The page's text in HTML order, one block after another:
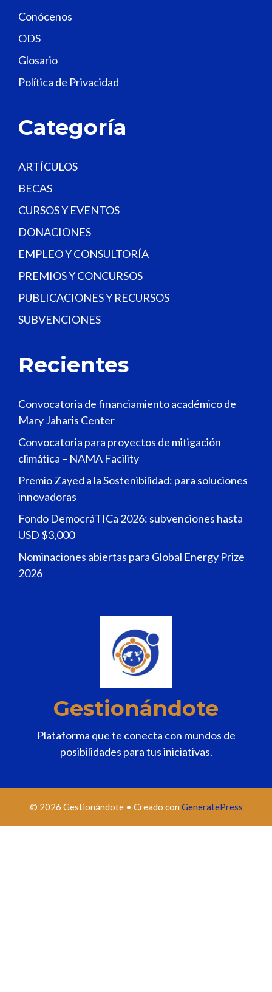
i
e
d
b
n
.
Conócenos
ODS
Glosario
Política de Privacidad
Categoría
ARTÍCULOS
BECAS
CURSOS Y EVENTOS
DONACIONES
EMPLEO Y CONSULTORÍA
PREMIOS Y CONCURSOS
PUBLICACIONES Y RECURSOS
SUBVENCIONES
Recientes
Convocatoria de financiamiento académico de
Mary Jaharis Center
Convocatoria para proyectos de mitigación
climática – NAMA Facility
Premio Zayed a la Sostenibilidad: para soluciones
innovadoras
Fondo DemocráTICa 2026: subvenciones hasta
USD $3,000
Nominaciones abiertas para Global Energy Prize
2026
Gestionándote
Plataforma que te conecta con mundos de
posibilidades para tus iniciativas.
© 2026 Gestionándote• Creado con GeneratePress